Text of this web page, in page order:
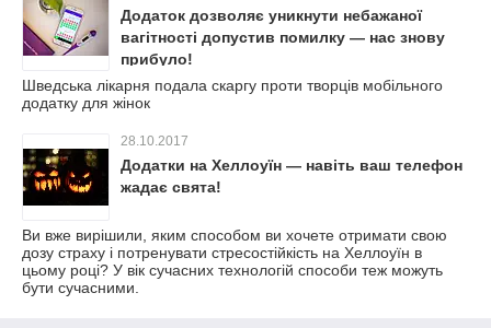
Додаток дозволяє уникнути небажаної
вагітності допустив помилку — нас знову
прибуло!
Шведська лікарня подала скаргу проти творців мобільного
додатку для жінок
28.10.2017
Додатки на Хеллоуїн — навіть ваш телефон
жадає свята!
Ви вже вирішили, яким способом ви хочете отримати свою
дозу страху і потренувати стресостійкість на Хеллоуїн в
цьому році? У вік сучасних технологій способи теж можуть
бути сучасними.